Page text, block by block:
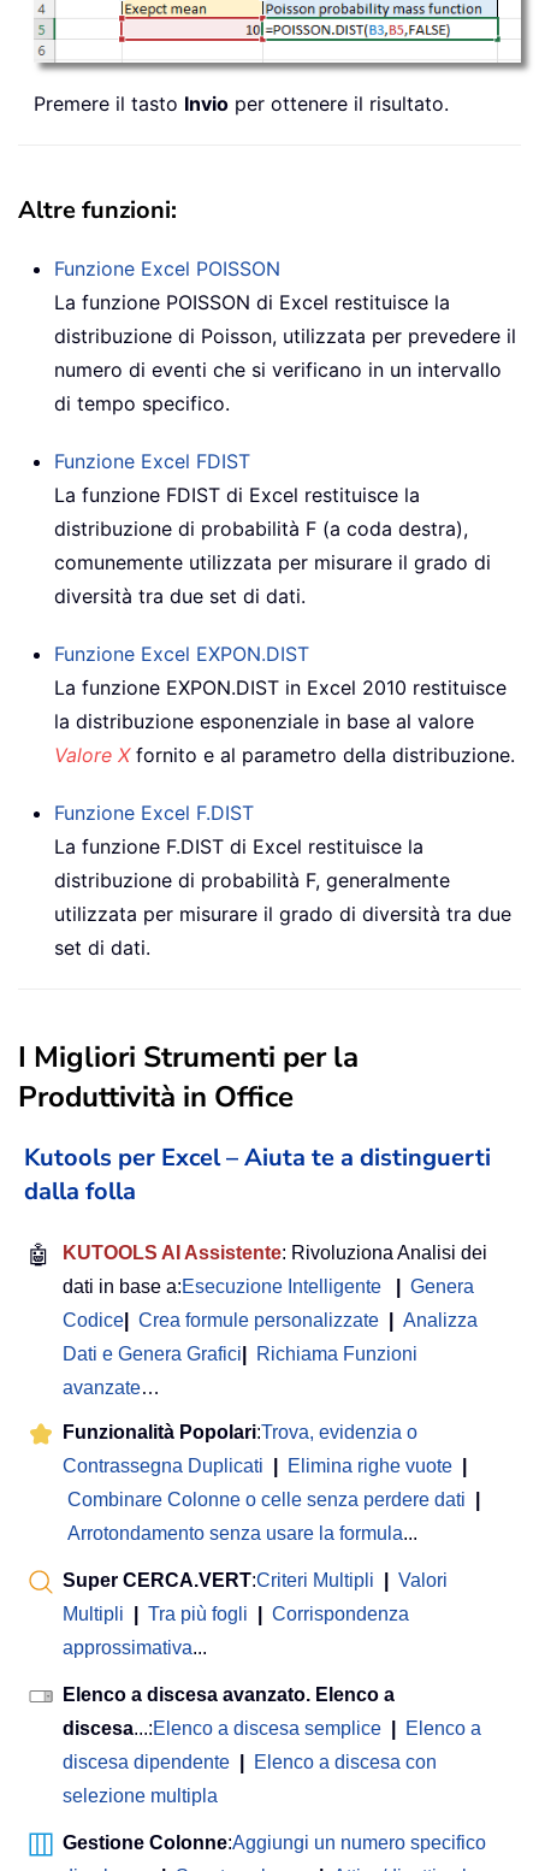
Premere il tasto Invio per ottenere il risultato.
Altre funzioni:
Funzione Excel POISSON
La funzione POISSON di Excel restituisce la
distribuzione di Poisson, utilizzata per prevedere il
numero di eventi che si verificano in un intervallo
di tempo specifico.
Funzione Excel FDIST
La funzione FDIST di Excel restituisce la
distribuzione di probabilità F (a coda destra),
comunemente utilizzata per misurare il grado di
diversità tra due set di dati.
Funzione Excel EXPON.DIST
La funzione EXPON.DIST in Excel 2010 restituisce
la distribuzione esponenziale in base al valore
Valore Xfornito e al parametro della distribuzione.
Funzione Excel F.DIST
La funzione F.DIST di Excel restituisce la
distribuzione di probabilità F, generalmente
utilizzata per misurare il grado di diversità tra due
set di dati.
I Migliori Strumenti per la
Produttività in Office
Kutools per Excel – Aiuta te a distinguerti
dalla folla
🤖 KUTOOLS AI Assistente: Rivoluziona Analisi dei
dati in base a:Esecuzione Intelligente
Genera
Codice
Crea formule personalizzate
Analizza
Dati e Genera Grafici
Richiama Funzioni
avanzate…
Funzionalità Popolari:Trova, evidenzia o
Contrassegna Duplicati
Elimina righe vuote
Combinare Colonne o celle senza perdere dati
Arrotondamento senza usare la formula...
Super CERCA.VERT:Criteri Multipli
Valori
Multipli
Tra più fogli
Corrispondenza
approssimativa...
Elenco a discesa avanzato. Elenco a
discesa...:Elenco a discesa semplice
Elenco a
discesa dipendente
Elenco a discesa con
selezione multipla
Gestione Colonne:Aggiungi un numero specifico